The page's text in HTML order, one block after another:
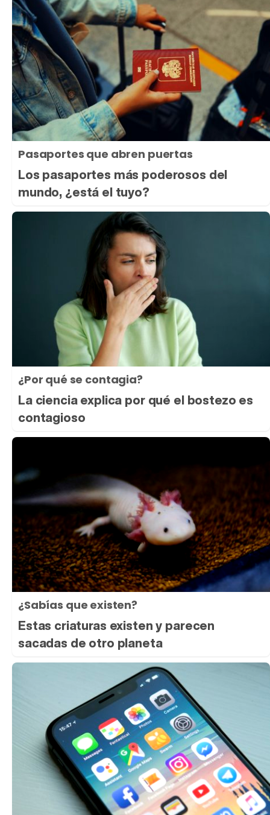
Pasaportes que abren puertas
Los pasaportes más poderosos del
mundo, ¿está el tuyo?
¿Por qué se contagia?
La ciencia explica por qué el bostezo es
contagioso
¿Sabías que existen?
Estas criaturas existen y parecen
sacadas de otro planeta